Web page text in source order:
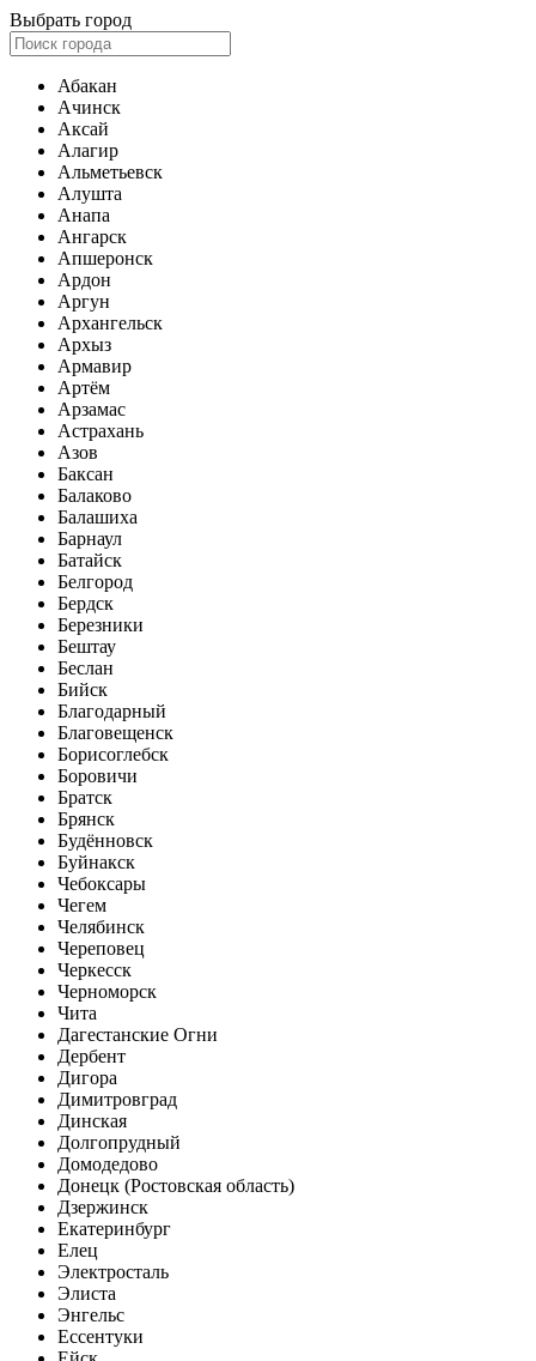
Выбрать город
Абакан
Ачинск
Аксай
Алагир
Альметьевск
Алушта
Анапа
Ангарск
Апшеронск
Ардон
Аргун
Архангельск
Архыз
Армавир
Артём
Арзамас
Астрахань
Азов
Баксан
Балаково
Балашиха
Барнаул
Батайск
Белгород
Бердск
Березники
Бештау
Беслан
Бийск
Благодарный
Благовещенск
Борисоглебск
Боровичи
Братск
Брянск
Будённовск
Буйнакск
Чебоксары
Чегем
Челябинск
Череповец
Черкесск
Черноморск
Чита
Дагестанские Огни
Дербент
Дигора
Димитровград
Динская
Долгопрудный
Домодедово
Донецк (Ростовская область)
Дзержинск
Екатеринбург
Елец
Электросталь
Элиста
Энгельс
Ессентуки